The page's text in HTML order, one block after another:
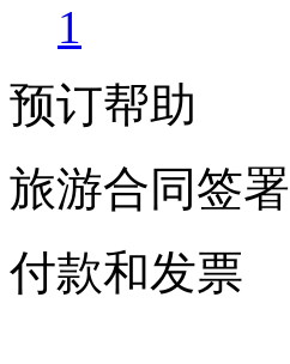
1
预订帮助
旅游合同签署
付款和发票